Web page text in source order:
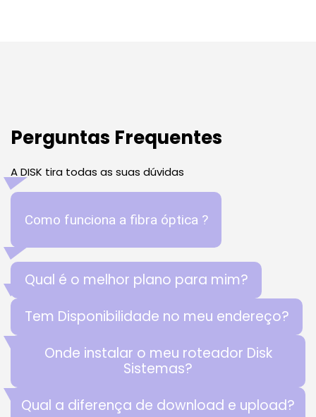
Perguntas Frequentes
A DISK tira todas as suas dúvidas
Como funciona a fibra óptica ?
Qual é o melhor plano para mim?
Tem Disponibilidade no meu endereço?
Onde instalar o meu roteador Disk
Sistemas?
Qual a diferença de download e upload?